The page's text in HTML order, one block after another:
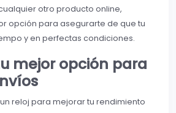
otro producto online,
opción para asegurarte de que tu
y en perfectas condiciones.
mejor opción para
reloj para mejorar tu rendimiento